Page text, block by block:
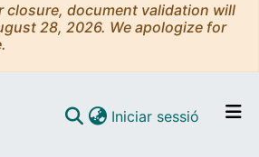
closure, document validation will
28, 2026. We apologize for
Iniciar sessió (current)